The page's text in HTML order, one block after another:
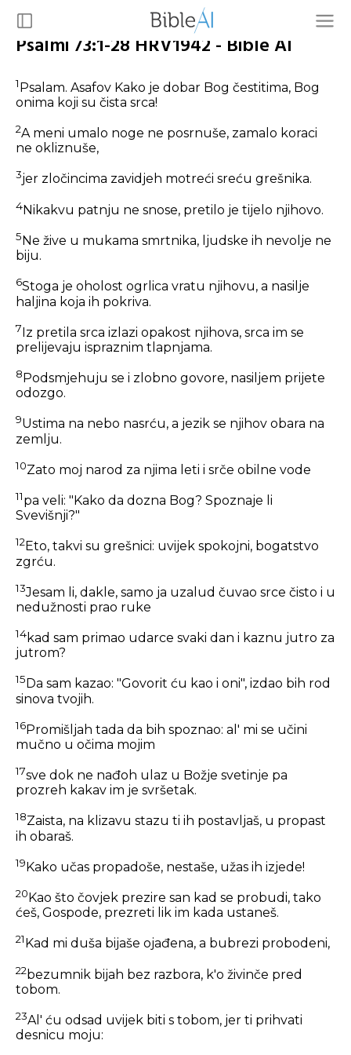
Psalmi 73:1-28 HRV1942 - Bible AI
1Psalam. Asafov Kako je dobar Bog čestitima, Bog
onima koji su čista srca!
2A meni umalo noge ne posrnuše, zamalo koraci
ne okliznuše,
3jer zločincima zavidjeh motreći sreću grešnika.
4Nikakvu patnju ne snose, pretilo je tijelo njihovo.
5 Ne žive u mukama smrtnika, ljudske ih nevolje ne
biju.
6Stoga je oholost ogrlica vratu njihovu, a nasilje
haljina koja ih pokriva.
7Iz pretila srca izlazi opakost njihova, srca im se
prelijevaju ispraznim tlapnjama.
8 Podsmjehuju se i zlobno govore, nasiljem prijete
odozgo.
9Ustima na nebo nasrću, a jezik se njihov obara na
zemlju.
10Zato moj narod za njima leti i srče obilne vode
11pa veli: "Kako da dozna Bog? Spoznaje li
Svevišnji?"
12Eto, takvi su grešnici: uvijek spokojni, bogatstvo
zgrću.
13Jesam li, dakle, samo ja uzalud čuvao srce čisto i u
nedužnosti prao ruke
14kad sam primao udarce svaki dan i kaznu jutro za
jutrom?
15 Da sam kazao: "Govorit ću kao i oni", izdao bih rod
sinova tvojih.
16Promišljah tada da bih spoznao: al' mi se učini
mučno u očima mojim
17sve dok ne nađoh ulaz u Božje svetinje pa
prozreh kakav im je svršetak.
18Zaista, na klizavu stazu ti ih postavljaš, u propast
ih obaraš.
19Kako učas propadoše, nestaše, užas ih izjede!
20 Kao što čovjek prezire san kad se probudi, tako
ćeš, Gospode, prezreti lik im kada ustaneš.
21 Kad mi duša bijaše ojađena, a bubrezi probodeni,
22bezumnik bijah bez razbora, k'o živinče pred
tobom.
23Al' ću odsad uvijek biti s tobom, jer ti prihvati
desnicu moju: